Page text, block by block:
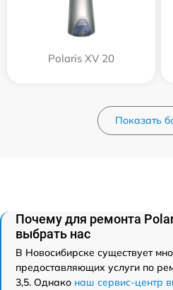
Polaris XV 20
Показать
Почему для ремонта
выбрать нас
В Новосибирске существует
предоставляющих услуги по
3,5. Однако наш сервис-центр